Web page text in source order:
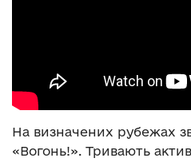
На визначених рубежах
«Вогонь!». Тривають